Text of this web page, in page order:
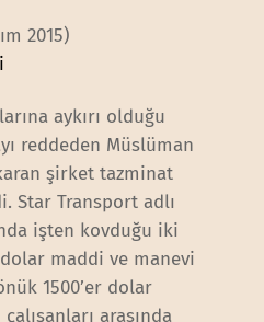
2015)
aykırı olduğu
reddeden Müslüman
şirket tazminat
Star Transport adlı
işten kovduğu iki
maddi ve manevi
1500’er dolar
arasında